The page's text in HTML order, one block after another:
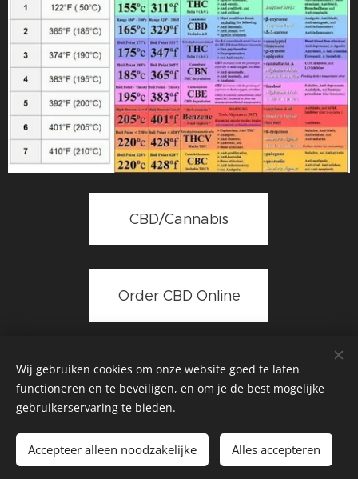
CBD/Cannabis
Order CBD Online
Contact:
https://awaken3rdeye.webnode.be/ Cookies
Wij gebruiken cookies om onze website goed te laten
functioneren en te beveiligen, en om je de best mogelijke
gebruikerservaring te bieden.
Accepteer alleen noodzakelijke Alles accepteren